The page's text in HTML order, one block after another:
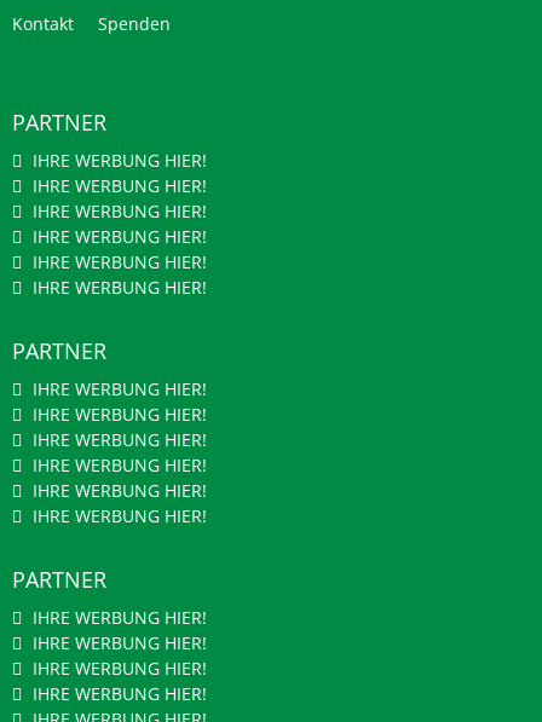
Kontakt Spenden
PARTNER
IHRE WERBUNG HIER!
IHRE WERBUNG HIER!
IHRE WERBUNG HIER!
IHRE WERBUNG HIER!
IHRE WERBUNG HIER!
IHRE WERBUNG HIER!
PARTNER
IHRE WERBUNG HIER!
IHRE WERBUNG HIER!
IHRE WERBUNG HIER!
IHRE WERBUNG HIER!
IHRE WERBUNG HIER!
IHRE WERBUNG HIER!
PARTNER
IHRE WERBUNG HIER!
IHRE WERBUNG HIER!
IHRE WERBUNG HIER!
IHRE WERBUNG HIER!